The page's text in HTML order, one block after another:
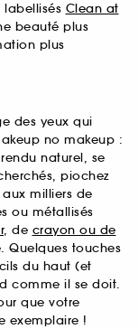
labellisés Clean at
beauté plus
plus
des yeux qui
no makeup :
naturel, se
piochez
milliers de
ou métallisés
, de crayon ou de
Quelques touches
du haut (et
comme il se doit.
que votre
exemplaire !